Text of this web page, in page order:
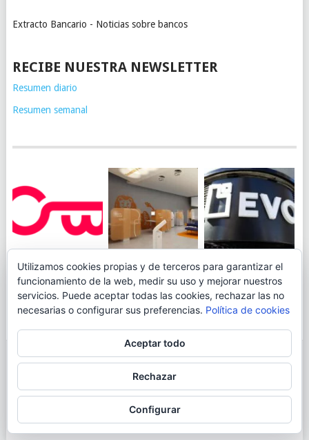
Extracto Bancario - Noticias sobre bancos
RECIBE NUESTRA NEWSLETTER
Resumen diario
Resumen semanal
JUEGA AL
CANICÓDROMO
DIGITAL DE
OPENBANK
ING TOCA SUELO EN
LA RENTABILIDAD
DE SU CUENTA
NARANJA: 0,01% TAE
EVO BANK
PERMITIRÁ
INGRESAR DINERO
DESDE LAS OFICINAS
© 2026BLOGAHORRO.
CONTACTA CON EL AUTOR
MAPA DE LA WEB
MÁS INFORMACIÓN SOBRE LAS COOKIES
POLÍTICA DE COOKIES
Utilizamos cookies propias y de terceros para garantizar el
funcionamiento de la web, medir su uso y mejorar nuestros
servicios. Puede aceptar todas las cookies, rechazar las no
necesarias o configurar sus preferencias. Política de cookies
Aceptar todo
Rechazar
Configurar